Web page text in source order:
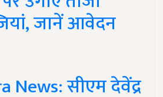
जानें आवेदन
News: सीएम देवेंद्र